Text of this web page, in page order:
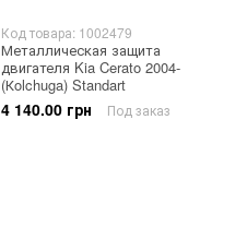
Код товара: 1002479
Металлическая защита
двигателя Kia Cerato 2004-
(Кolchuga) Standart
4 140.00 грн Под заказ